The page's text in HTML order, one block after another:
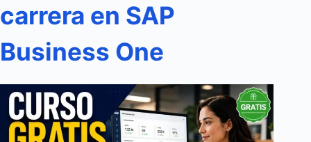
carrera en SAP
Business One